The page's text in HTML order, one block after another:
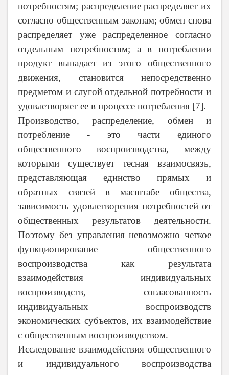
потребностям; распределение распределяет их
согласно общественным законам; обмен снова
распределяет уже распределенное согласно
отдельным потребностям; а в потреблении
продукт выпадает из этого общественного
движения, становится непосредственно
предметом и слугой отдельной потребности и
удовлетворяет ее в процессе потребления [7].
Производство, распределение, обмен и
потребление -это части единого
общественного воспроизводства, между
которыми существует тесная взаимосвязь,
представляющая единство прямых и
обратных связей в масштабе общества,
зависимость удовлетворения потребностей от
общественных результатов деятельности.
Поэтому без управления невозможно четкое
функционирование общественного
воспроизводства как результата
взаимодействия индивидуальных
воспроизводств, согласованность
индивидуальных воспроизводств
экономических субъектов, их взаимодействие
с общественным воспроизводством.
Исследование взаимодействия общественного
и индивидуального воспроизводства